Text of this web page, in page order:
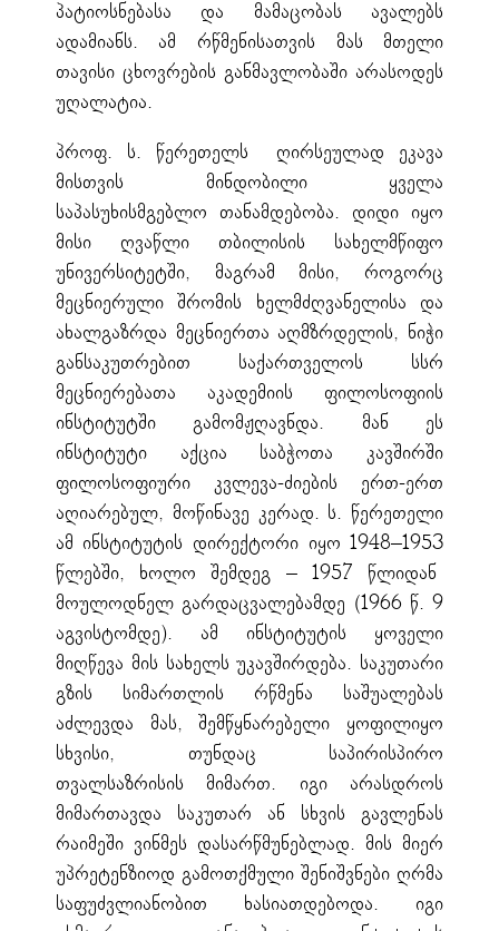
პატიოსნებასა და მამაცობას ავალებს
ადამიანს. ამ რწმენისათვის მას მთელი
თავისი ცხოვრების განმავლობაში არასოდეს
უღალატია.
პროფ. ს. წერეთელს ღირსეულად ეკავა
მისთვის მინდობილი ყველა
საპასუხისმგებლო თანამდებობა. დიდი იყო
მისი ღვაწლი თბილისის სახელმწიფო
უნივერსიტეტში, მაგრამ მისი, როგორც
მეცნიერული შრომის ხელმძღვანელისა და
ახალგაზრდა მეცნიერთა აღმზრდელის, ნიჭი
განსაკუთრებით საქართველოს სსრ
მეცნიერებათა აკადემიის ფილოსოფიის
ინსტიტუტში გამომჟღავნდა. მან ეს
ინსტიტუტი აქცია საბჭოთა კავშირში
ფილოსოფიური კვლევა-ძიების ერთ-ერთ
აღიარებულ, მოწინავე კერად. ს. წერეთელი
ამ ინსტიტუტის დირექტორი იყო 1948–1953
წლებში, ხოლო შემდეგ – 1957 წლიდან
მოულოდნელ გარდაცვალებამდე (1966 წ. 9
აგვისტომდე). ამ ინსტიტუტის ყოველი
მიღწევა მის სახელს უკავშირდება. საკუთარი
გზის სიმართლის რწმენა საშუალებას
აძლევდა მას, შემწყნარებელი ყოფილიყო
სხვისი, თუნდაც საპირისპირო
თვალსაზრისის მიმართ. იგი არასდროს
მიმართავდა საკუთარ ან სხვის გავლენას
რაიმეში ვინმეს დასარწმუნებლად. მის მიერ
უპრეტენზიოდ გამოთქმული შენიშვნები ღრმა
საფუძვლიანობით ხასიათდებოდა. იგი